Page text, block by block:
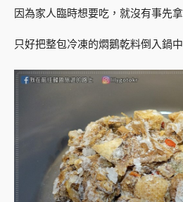
因為家人臨時想要吃，就沒有事先
只好把整包冷凍的燜鵝乾料倒入鍋